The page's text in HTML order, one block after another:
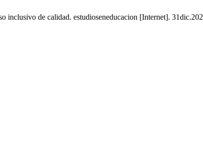
inclusivo de calidad. estudioseneducacion [Internet].